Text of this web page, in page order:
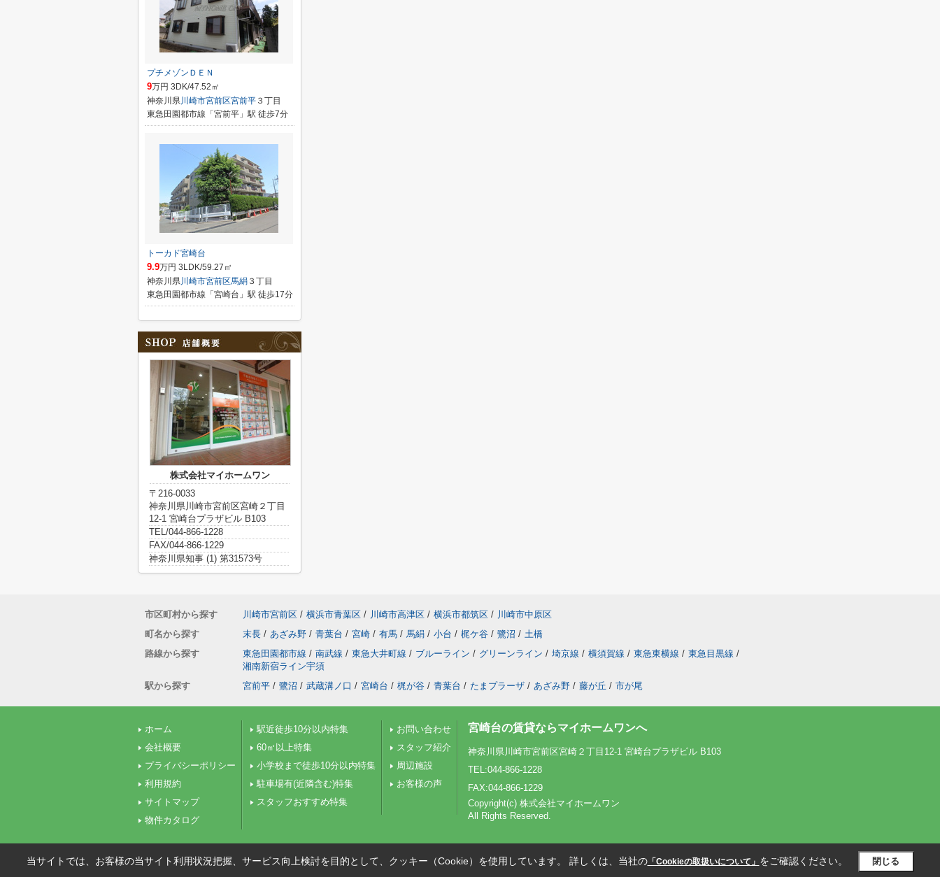
プチメゾンＤＥＮ
9万円 3DK/47.52㎡
神奈川県川崎市宮前区宮前平 ３丁目
東急田園都市線「宮前平」駅 徒歩7分
トーカド宮崎台
9.9万円 3LDK/59.27㎡
神奈川県川崎市宮前区馬絹 ３丁目
東急田園都市線「宮崎台」駅 徒歩17分
株式会社マイホームワン
〒216-0033
神奈川県川崎市宮前区宮崎２丁目
12-1 宮崎台プラザビル B103
TEL/044-866-1228
FAX/044-866-1229
神奈川県知事 (1) 第31573号
市区町村から探す 川崎市宮前区 / 横浜市青葉区 / 川崎市高津区 / 横浜市都筑区 / 川崎市中原区
町名から探す
末長 / あざみ野 / 青葉台 / 宮崎 / 有馬 / 馬絹 / 小台 / 梶ケ谷 / 鷺沼 / 土橋
路線から探す
東急田園都市線 / 南武線 / 東急大井町線 / ブルーライン / グリーンライン / 埼京線 / 横須賀線 / 東急東横線 / 東急目黒線 /
湘南新宿ライン宇須
駅から探す
宮前平 / 鷺沼 / 武蔵溝ノ口 / 宮崎台 / 梶が谷 / 青葉台 / たまプラーザ / あざみ野 / 藤が丘 / 市が尾
ホーム
会社概要
プライバシーポリシー
利用規約
サイトマップ
物件カタログ
駅近徒歩10分以内特集
60㎡以上特集
小学校まで徒歩10分以内特集
駐車場有(近隣含む)特集
スタッフおすすめ特集
お問い合わせ
スタッフ紹介
周辺施設
お客様の声
宮崎台の賃貸ならマイホームワンへ
神奈川県川崎市宮前区宮崎２丁目12-1 宮崎台プラザビル B103
TEL:044-866-1228
FAX:044-866-1229
Copyright(c) 株式会社マイホームワン
All Rights Reserved.
当サイトでは、お客様の当サイト利用状況把握、サービス向上検討を目的として、クッキー（Cookie）を使用しています。 詳しくは、当社の「Cookieの取扱いについて」 をご確認ください。 閉じる